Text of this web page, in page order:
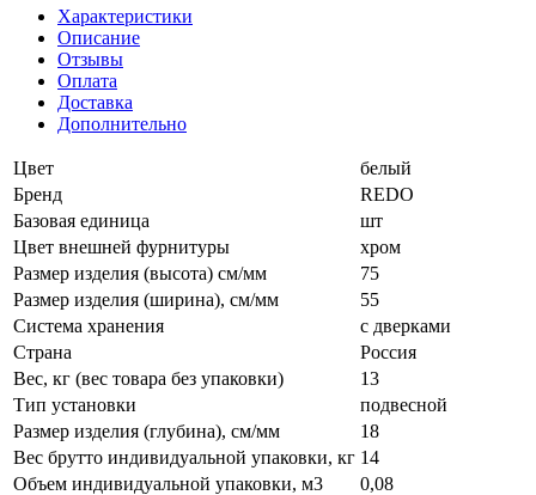
Характеристики
Описание
Отзывы
Оплата
Доставка
Дополнительно
Цвет
белый
Бренд
REDO
Базовая единица
шт
Цвет внешней фурнитуры
хром
Размер изделия (высота) см/мм
75
Размер изделия (ширина), см/мм
55
Система хранения
с дверками
Страна
Россия
Вес, кг (вес товара без упаковки)
13
Тип установки
подвесной
Размер изделия (глубина), см/мм
18
Вес брутто индивидуальной упаковки, кг 14
Объем индивидуальной упаковки, м3
0,08